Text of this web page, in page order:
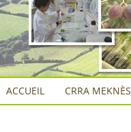
ACCUEIL CRRA MEKNÈS